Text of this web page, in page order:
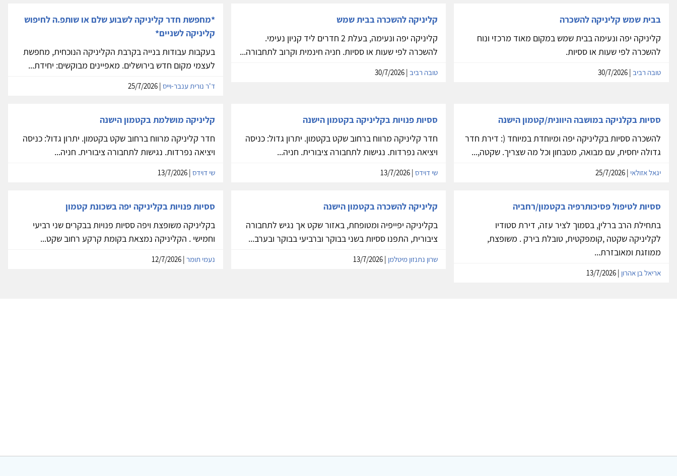
בבית שמש קליניקה להשכרה
קליניקה יפה ונעימה בבית שמש במקום מאוד מרכזי ונוח
להשכרה לפי שעות או ססיות.
טובה רביב
קליניקה להשכרה בבית שמש
קליניקה יפה ונעימה, בעלת 2 חדרים ליד קניון נעימי.
להשכרה לפי שעות או ססיות. חניה חינמית וקרוב לתחבורה...
טובה רביב| 30/7/2026
*מחפשת חדר קליניקה לשבוע שלם או שותפ.ה לחיפוש
קליניקה לשניים*
בעקבות עבודות בנייה בקרבת הקליניקה הנוכחית, מחפשת
לעצמי מקום חדש בירושלים. מאפיינים מבוקשים: יחידת...
ד'ר נורית ענבר-וייס | 25/7/2026
ססיות בקלניקה במושבה היוונית/קטמון הישנה
להשכרה ססיות בקליניקה יפה ומיוחדת במיוחד (: דירת חדר
גדולה יחסית, עם מבואה, מטבחון וכל מה שצריך. שקטה,...
יגאל אזולאי
ססיות פנויות בקליניקה בקטמון הישנה
חדר קליניקה מרווח ברחוב שקט בקטמון. יתרון גדול: כניסה
ויציאה נפרדות. נגישות לתחבורה ציבורית. חניה...
שי דוידס| 13/7/2026
קליניקה מושלמת בקטמון הישנה
חדר קליניקה מרווח ברחוב שקט בקטמון. יתרון גדול: כניסה
ויציאה נפרדות. נגישות לתחבורה ציבורית. חניה...
שי דוידס | 13/7/2026
ססיות לטיפול פסיכותרפיה בקטמון/רחביה
בתחילת הרב ברלין, בסמוך לציר עזה, דירת סטודיו
לקליניקה שקטה ,קומפקטית, טובלת בירק . משופצת,
ממוזגת ומאובזרת...
אריאל בן אהרון
קליניקה להשכרה בקטמון הישנה
בקליניקה יפייפיה ומטופחת, באזור שקט אך נגיש לתחבורה
ציבורית, התפנו ססיות בשני בבוקר וברביעי בבוקר ובערב...
שרון נתנזון מיטלמן
ססיות פנויות בקליניקה יפה בשכונת קטמון
בקליניקה משופצת ויפה ססיות פנויות בבקרים שני רביעי
וחמישי . הקליניקה נמצאת בקומת קרקע רחוב שקט...
נעמי תומר | 12/7/2026